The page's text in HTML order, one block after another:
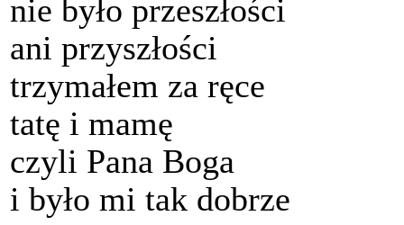
nie było przeszłości
ani przyszłości
trzymałem za ręce
tatę i mamę
czyli Pana Boga
i było mi tak dobrze